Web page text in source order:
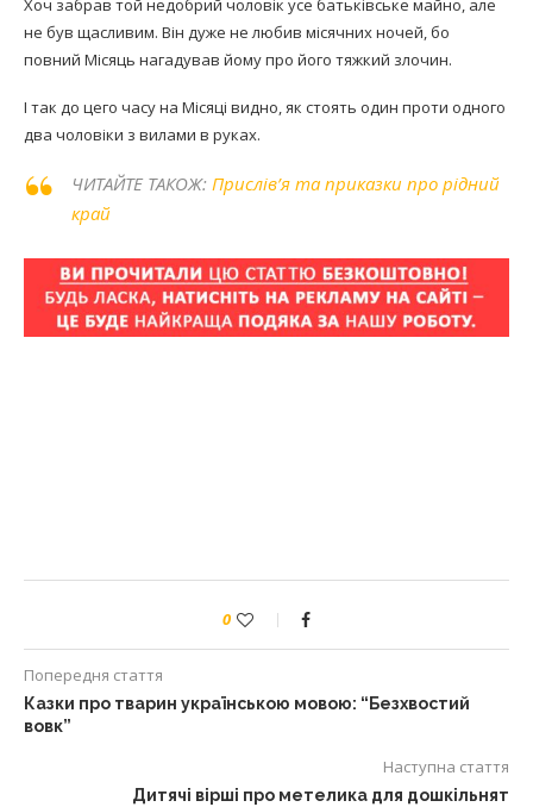
Хоч забрав той недобрий чоловік усе батьківське майно, але
не був щасливим. Він дуже не любив місячних ночей, бо
повний Місяць нагадував йому про його тяжкий злочин.
І так до цего часу на Місяці видно, як стоять один проти одного
два чоловіки з вилами в руках.
ЧИТАЙТЕ ТАКОЖ: Прислів’я та приказки про рідний
край
0
Попередня стаття
Казки про тварин українською мовою: “Безхвостий
вовк”
Наступна стаття
Дитячі вірші про метелика для дошкільнят